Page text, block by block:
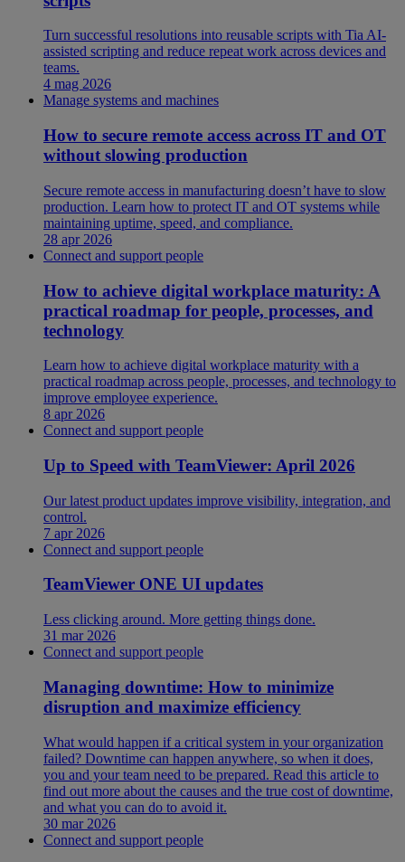
Turn successful resolutions into reusable scripts with Tia AI-
assisted scripting and reduce repeat work across devices and
teams.
4 mag 2026
Manage systems and machines
How to secure remote access across IT and OT
without slowing production
Secure remote access in manufacturing doesn’t have to slow
production. Learn how to protect IT and OT systems while
maintaining uptime, speed, and compliance.
28 apr 2026
Connect and support people
How to achieve digital workplace maturity: A
practical roadmap for people, processes, and
technology
Learn how to achieve digital workplace maturity with a
practical roadmap across people, processes, and technology to
improve employee experience.
8 apr 2026
Connect and support people
Up to Speed with TeamViewer: April 2026
Our latest product updates improve visibility, integration, and
control.
7 apr 2026
Connect and support people
TeamViewer ONE UI updates
Less clicking around. More getting things done.
31 mar 2026
Connect and support people
Managing downtime: How to minimize
disruption and maximize efficiency
What would happen if a critical system in your organization
failed? Downtime can happen anywhere, so when it does,
you and your team need to be prepared. Read this article to
find out more about the causes and the true cost of downtime,
and what you can do to avoid it.
30 mar 2026
Connect and support people